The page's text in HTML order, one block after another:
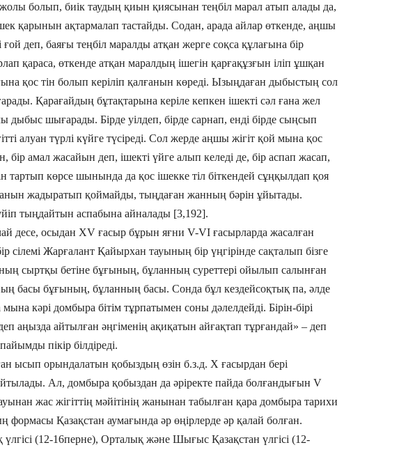
болып, биік таудың қиын қиясынан теңбіл марал атып алады да,
қарынын ақтармалап тастайды. Содан, арада айлар өткенде, аңшы
ғой деп, баяғы теңбіл маралды атқан жерге соқса құлағына бір
қараса, өткенде атқан маралдың ішегін қарғақұзғын іліп ұшқан
қос тін болып керіліп қалғанын көреді. Ызыңдаған дыбыстың сол
Қарағайдың бұ­тақтарына кері­ле кепкен ішекті сәл ғана жел
дыбыс шығарады. Бірде уілдеп, бірде сарнап, енді бірде сың­сып
алуан түрлі күйге түсіреді. Сол жерде аңшы жігіт қой мына қос
бір амал жасайын деп, ішекті үйге алып келеді де, бір аспап жасап,
тартып көрсе шынында да қос ішекке тіл біткендей сұңқылдап қоя
жанын жадыратып қоймайды, тыңдаған жанның бәрін ұйытады.
тыңдайтын аспабына айналады [3,192].
десе, осыдан ХV ғасыр бұрын яғни V-VI ғасыр­ларда жасалған
Жарғалант Қайырхан тауының бір үңгірінде сақталып бізге
сыртқы бетіне бұғының, бұланның суреттері ойылып салынған
басы бұғының, бұланның басы. Сонда бұл кездейсоқтық па, әлде
кәрі домбыра бітім тұрпатымен соны дәлелдейді. Бірін-бірі
аңызда айтылған әңгіменің ақиқатын айғақтап тұрғандай» – деп
пікір білдіреді.
ысып орындалатын қобыздың өзін б.з.д. Х ға­сырдан бері
Ал, домбыра қобыздан да әріректе пайда болғандығын V
жас жігіттің мәйітінің жанынан табылған қара домбыра тарихи
Қазақстан аума­ғын­да әр өңір­лерде әр қалай болған.
(12-16перне), Орталық және Шығыс Қазақстан үлгісі (12-